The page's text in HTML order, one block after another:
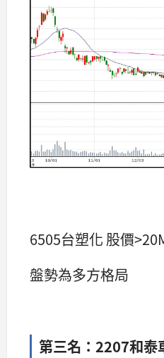
6505台塑化 股價
盤勢為多方格局
第三名：2207和泰